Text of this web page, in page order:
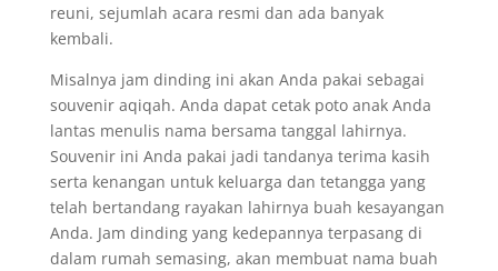
reuni, sejumlah acara resmi dan ada banyak
kembali.
Misalnya jam dinding ini akan Anda pakai sebagai
souvenir aqiqah. Anda dapat cetak poto anak Anda
lantas menulis nama bersama tanggal lahirnya.
Souvenir ini Anda pakai jadi tandanya terima kasih
serta kenangan untuk keluarga dan tetangga yang
telah bertandang rayakan lahirnya buah kesayangan
Anda. Jam dinding yang kedepannya terpasang di
dalam rumah semasing, akan membuat nama buah